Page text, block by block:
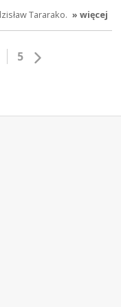
Tararako. » więcej
5